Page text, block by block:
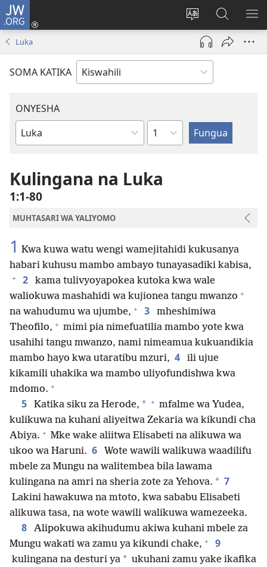
JW.ORG
Badili
lugha
ya
tovuti
Ingia
(opens
window)
Tafuta
Katika
JW.ORG
Luka
SOMA KATIKA
ONYESHA
Kitabu
Biblia
Sura
Kulingana na Luka
1:1-80
MUHTASARI WA YALIYOMO
1 Kwa kuwa watu wengi wamejitahidi kukusanya
habari kuhusu mambo ambayo tunayasadiki kabisa,
+ 2
kama tulivyoyapokea kutoka kwa wale
waliokuwa mashahidi wa kujionea tangu mwanzo +
na wahudumu wa ujumbe, + 3
mheshimiwa
Theofilo, + mimi pia nimefuatilia mambo yote kwa
usahihi tangu mwanzo, nami nimeamua kukuandikia
mambo hayo kwa utaratibu mzuri, 4
ili ujue
kikamili uhakika wa mambo uliyofundishwa kwa
mdomo. +
5 Katika siku za Herode, * + mfalme wa Yudea,
kulikuwa na kuhani aliyeitwa Zekaria wa kikundi cha
Abiya. + Mke wake aliitwa Elisabeti na alikuwa wa
ukoo wa Haruni. 6
Wote wawili walikuwa waadilifu
mbele za Mungu na walitembea bila lawama
kulingana na amri na sheria zote za Yehova. * 7
Lakini hawakuwa na mtoto, kwa sababu Elisabeti
alikuwa tasa, na wote wawili walikuwa wamezeeka.
8
Alipokuwa akihudumu akiwa kuhani mbele za
Mungu wakati wa zamu ya kikundi chake, + 9
kulingana na desturi ya * ukuhani zamu yake ikafika